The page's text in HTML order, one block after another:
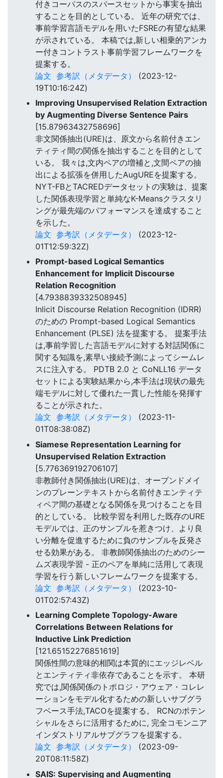
付きコーパスのスパースセットから事実を抽出
することを目的としている。 近年の研究では、
事前学習言語モデルを用いたFSREの有望な結果
が示されている。 本稿では,新しい相乗的アンカ
ー付きコントラスト事前学習フレームワークを
提案する。
論文 参考訳（メタデータ）
(2023-12-
19T10:16:24Z)
Improving Unsupervised Relation Extraction
by Augmenting Diverse Sentence Pairs
[15.87963432758696]
非文関係抽出(URE)は、原文から名前付きエン
ティティ間の関係を抽出することを目的として
いる。 我々は,文内ペアの増補と,文間ペアの抽
出による拡張を併用したAugUREを提案する。
NYT-FBとTACREDデータセットの実験は、提案
した関係表現学習と単純なK-Meansクラスタリ
ングが最先端のパフォーマンスを達成すること
を示した。
論文 参考訳（メタデータ）
(2023-12-
01T12:59:32Z)
Prompt-based Logical Semantics
Enhancement for Implicit Discourse
Relation Recognition
[4.7938839332508945]
Inlicit Discourse Relation Recognition (IDRR)
のための Prompt-based Logical Semantics
Enhancement (PLSE) 法を提案する。 提案手法
は,事前学習した言語モデルに対する対話関係に
関する知識を,素早い接続予測によってシームレ
スに注入する。 PDTB 2.0 と CoNLL16 データ
セットによる実験結果から,本手法は現状の最先
端モデルに対して優れた一貫した性能を発揮す
ることが示された。
論文 参考訳（メタデータ）
(2023-11-
01T08:38:08Z)
Siamese Representation Learning for
Unsupervised Relation Extraction
[5.776369192706107]
非教師付き関係抽出(URE)は、オープンドメイ
ンのプレーンテキストから名前付きエンティテ
ィペア間の基礎となる関係を見つけることを目
的としている。 比較学習を利用した既存のURE
モデルでは、正のサンプルを惹きつけ、より良
い分離を促進するために負のサンプルを反発さ
せる効果がある。 非教師関係抽出のためのシー
ムズ表現学習 - 正のペアを単純に活用して表現
学習を行う新しいフレームワークを提案する。
論文 参考訳（メタデータ）
(2023-10-
01T02:57:43Z)
Learning Complete Topology-Aware
Correlations Between Relations for
Inductive Link Prediction
[121.65152276851619]
関係性間の意味的相関は本質的にエッジレベル
とエンティティ非依存であることを示す。 本研
究では,関係関係のトポロジ・アウェア・コレレ
ーションをモデル化するための新しいサブグラ
フベース手法,TACOを提案する。 RCNのポテン
シャルをさらに活用するために, 完全コモンニア
インダストリアルサブグラフを提案する。
論文 参考訳（メタデータ）
(2023-09-
20T08:11:58Z)
SAIS: Supervising and Augmenting